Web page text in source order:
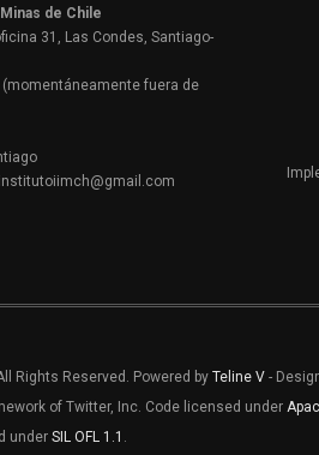
de Chile
31, Las Condes, Santiago-
(momentáneamente fuera de
Rights Reserved. Powered by Teline V -
of Twitter, Inc. Code licensed under
under SIL OFL 1.1 .